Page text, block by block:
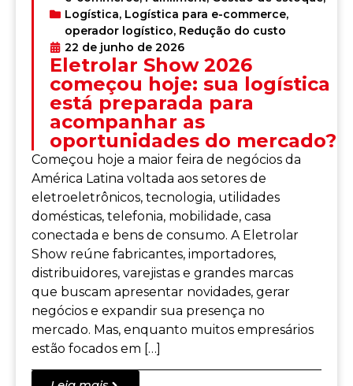
Logística, Logística para e-commerce,
operador logístico, Redução do custo
22 de junho de 2026
Eletrolar Show 2026
começou hoje: sua logística
está preparada para
acompanhar as
oportunidades do mercado?
Começou hoje a maior feira de negócios da
América Latina voltada aos setores de
eletroeletrônicos, tecnologia, utilidades
domésticas, telefonia, mobilidade, casa
conectada e bens de consumo. A Eletrolar
Show reúne fabricantes, importadores,
distribuidores, varejistas e grandes marcas
que buscam apresentar novidades, gerar
negócios e expandir sua presença no
mercado. Mas, enquanto muitos empresários
estão focados em […]